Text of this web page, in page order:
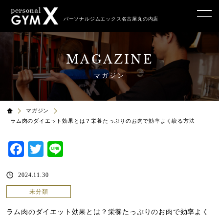
パーソナルジムエックス名古屋丸の内店
MAGAZINE
マガジン
マガジン
ラム肉のダイエット効果とは？栄養たっぷりのお肉で効率よく絞る方法
Facebook
Twitter
2024.11.30
未分類
ラム肉のダイエット効果とは？栄養たっぷりのお肉で効率よく